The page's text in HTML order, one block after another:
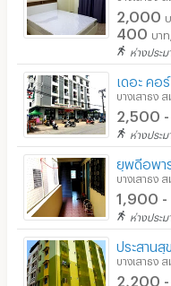
2,000
400 บา
ห่างประ
เดอะ คอ
บางเสาธง
2,500
ห่างประ
ยุพดีอพา
บางเสาธง
1,900 -
ห่างประ
บางเสาธง
2,200